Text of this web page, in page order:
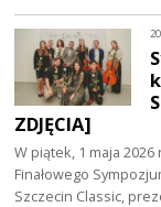
ZDJĘCIA]
W piątek, 1 maja
Finałowego
Szczecin Classic,